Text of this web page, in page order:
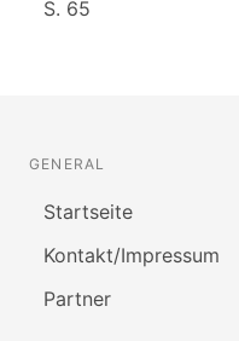
S. 65
GENERAL
Startseite
Kontakt/Impressum
Partner